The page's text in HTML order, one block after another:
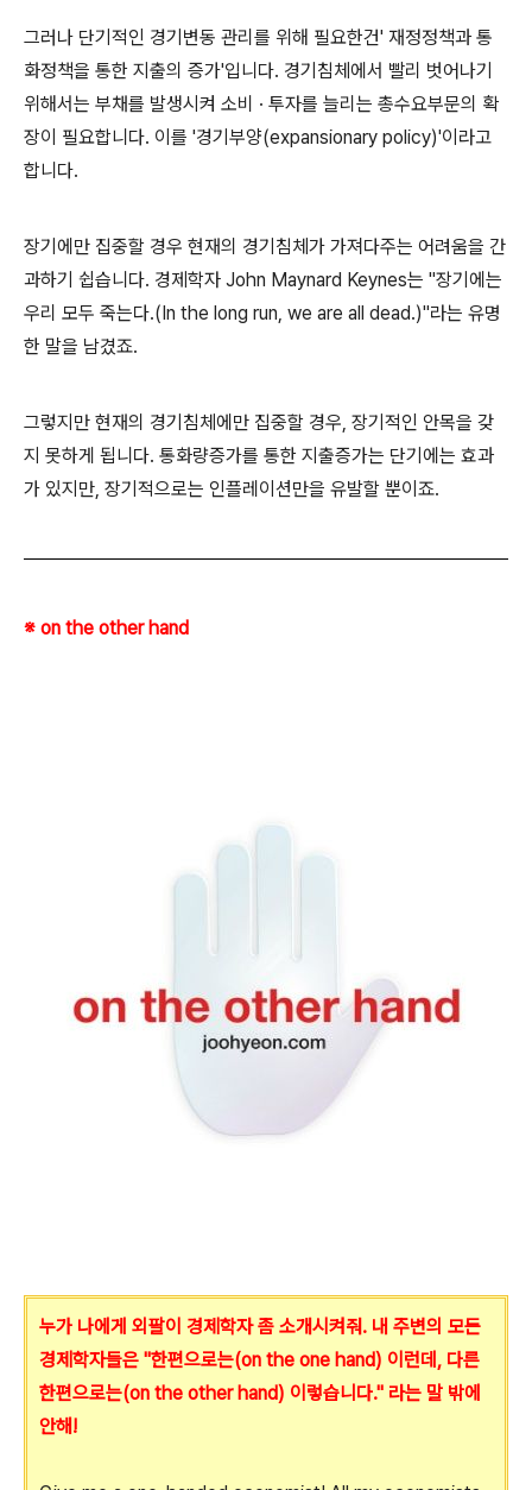
그러나 단기적인 경기변동 관리를 위해 필요한건' 재정정책과 통
화정책을 통한 지출의 증가'입니다. 경기침체에서 빨리 벗어나기
위해서는 부채를 발생시켜 소비 · 투자를 늘리는 총수요부문의 확
장이 필요합니다. 이를 '경기부양(expansionary policy)'이라고
합니다.
장기에만 집중할 경우 현재의 경기침체가 가져다주는 어려움을 간
과하기 쉽습니다. 경제학자 John Maynard Keynes는 "장기에는
우리 모두 죽는다.(In the long run, we are all dead.)"라는 유명
한 말을 남겼죠.
그렇지만 현재의 경기침체에만 집중할 경우, 장기적인 안목을 갖
지 못하게 됩니다. 통화량증가를 통한 지출증가는 단기에는 효과
가 있지만, 장기적으로는 인플레이션만을 유발할 뿐이죠.
※ on the other hand
누가 나에게 외팔이 경제학자 좀 소개시켜줘. 내 주변의 모든
경제학자들은 "한편으로는(on the one hand) 이런데, 다른
한편으로는(on the other hand) 이렇습니다." 라는 말 밖에
안해!